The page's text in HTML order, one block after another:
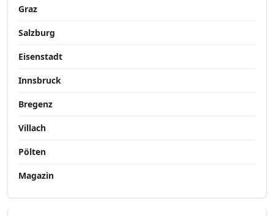
Graz
Salzburg
Eisenstadt
Innsbruck
Bregenz
Villach
Pölten
Magazin